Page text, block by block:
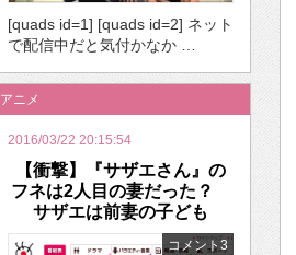
[quads id=1] [quads id=2] ネット
で配信中だと気付かなか …
アニメ
2016/03/22 20:15:54
【衝撃】『サザエさん』の
フネは2人目の妻だった？
サザエは前妻の子ども
コメント3